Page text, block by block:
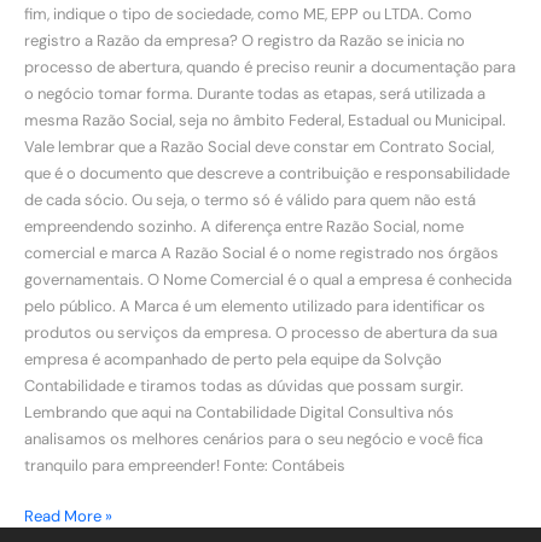
fim, indique o tipo de sociedade, como ME, EPP ou LTDA. Como
registro a Razão da empresa? O registro da Razão se inicia no
processo de abertura, quando é preciso reunir a documentação para
o negócio tomar forma. Durante todas as etapas, será utilizada a
mesma Razão Social, seja no âmbito Federal, Estadual ou Municipal.
Vale lembrar que a Razão Social deve constar em Contrato Social,
que é o documento que descreve a contribuição e responsabilidade
de cada sócio. Ou seja, o termo só é válido para quem não está
empreendendo sozinho. A diferença entre Razão Social, nome
comercial e marca A Razão Social é o nome registrado nos órgãos
governamentais. O Nome Comercial é o qual a empresa é conhecida
pelo público. A Marca é um elemento utilizado para identificar os
produtos ou serviços da empresa. O processo de abertura da sua
empresa é acompanhado de perto pela equipe da Solvção
Contabilidade e tiramos todas as dúvidas que possam surgir.
Lembrando que aqui na Contabilidade Digital Consultiva nós
analisamos os melhores cenários para o seu negócio e você fica
tranquilo para empreender! Fonte: Contábeis
Read More »